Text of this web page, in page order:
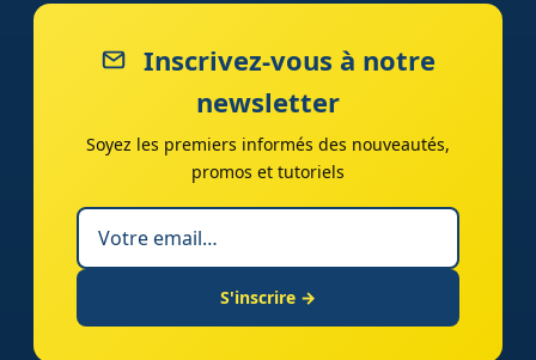
Inscrivez-vous à notre
newsletter
Soyez les premiers informés des nouveautés,
promos et tutoriels
S'inscrire →